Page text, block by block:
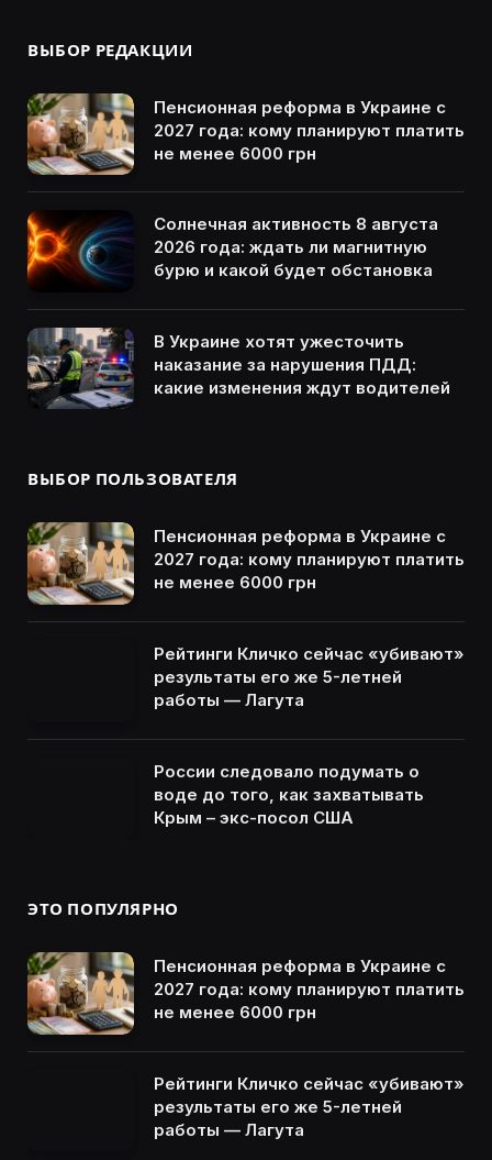
ВЫБОР РЕДАКЦИИ
Пенсионная реформа в Украине с
2027 года: кому планируют платить
не менее 6000 грн
Солнечная активность 8 августа
2026 года: ждать ли магнитную
бурю и какой будет обстановка
В Украине хотят ужесточить
наказание за нарушения ПДД:
какие изменения ждут водителей
ВЫБОР ПОЛЬЗОВАТЕЛЯ
Пенсионная реформа в Украине с
2027 года: кому планируют платить
не менее 6000 грн
Рейтинги Кличко сейчас «убивают»
результаты его же 5-летней
работы — Лагута
России следовало подумать о
воде до того, как захватывать
Крым – экс-посол США
ЭТО ПОПУЛЯРНО
Пенсионная реформа в Украине с
2027 года: кому планируют платить
не менее 6000 грн
Рейтинги Кличко сейчас «убивают»
результаты его же 5-летней
работы — Лагута